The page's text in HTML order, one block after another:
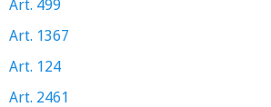
Art. 499
Art. 1367
Art. 124
Art. 2461